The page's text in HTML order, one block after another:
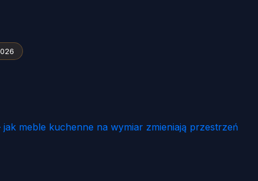
jak meble kuchenne na wymiar zmieniają przestrzeń